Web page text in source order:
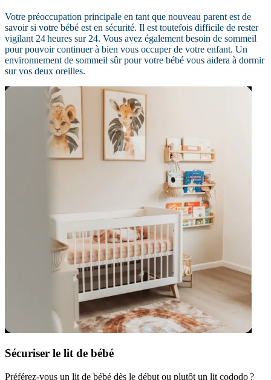
Votre préoccupation principale en tant que nouveau parent est de
savoir si votre bébé est en sécurité. Il est toutefois difficile de rester
vigilant 24 heures sur 24. Vous avez également besoin de sommeil
pour pouvoir continuer à bien vous occuper de votre enfant. Un
environnement de sommeil sûr pour votre bébé vous aidera à dormir
sur vos deux oreilles.
Sécuriser le lit de bébé
Préférez-vous un lit de bébé dès le début ou plutôt un lit cododo ?